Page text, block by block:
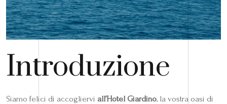
Introduzione
Siamo felici di accogliervi all’Hotel Giardino, la vostra oasi di